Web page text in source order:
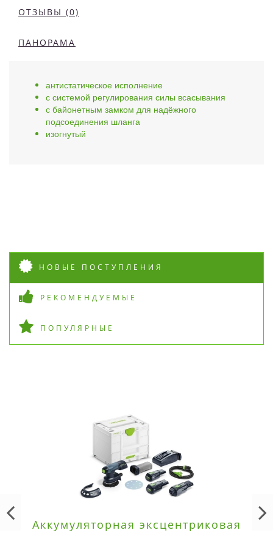
ОТЗЫВЫ (0)
ПАНОРАМА
антистатическое исполнение
с системой регулирования силы всасывания
с байонетным замком для надёжного
подсоединения шланга
изогнутый
НОВЫЕ ПОСТУПЛЕНИЯ
РЕКОМЕНДУЕМЫЕ
ПОПУЛЯРНЫЕ
Аккумуляторная эксцентриковая